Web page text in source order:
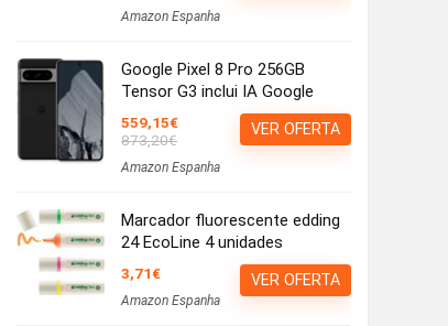
Amazon Espanha
Google Pixel 8 Pro 256GB
Tensor G3 inclui IA Google
559,15€
873,20€
Amazon Espanha
VER OFERTA
Marcador fluorescente edding
24 EcoLine 4 unidades
3,71€
Amazon Espanha
VER OFERTA